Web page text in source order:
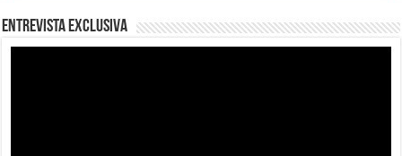
Entrevista Exclusiva